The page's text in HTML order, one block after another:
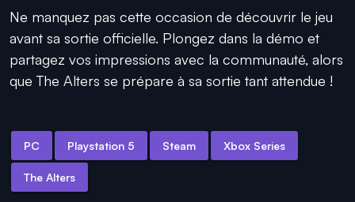
Ne manquez pas cette occasion de découvrir le jeu
avant sa sortie officielle. Plongez dans la démo et
partagez vos impressions avec la communauté, alors
queThe Alters se prépare à sa sortie tant attendue !
PC Playstation 5 Steam Xbox Series
The Alters